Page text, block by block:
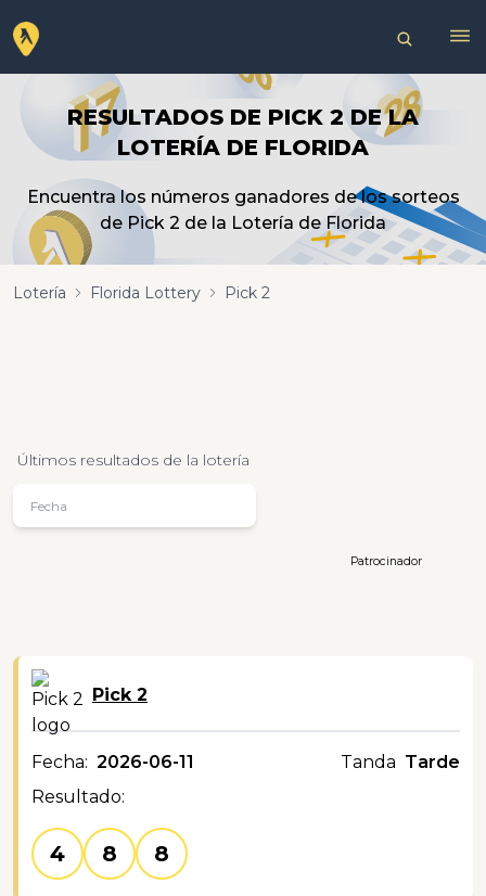
RESULTADOS DE PICK 2 DE LA
LOTERÍA DE FLORIDA
Encuentra los números ganadores de los sorteos
de Pick 2 de la Lotería de Florida
Lotería Florida Lottery Pick 2
Últimos resultados de la lotería
Patrocinador
Pick 2
Fecha: 2026-06-11 Tanda Tarde
Resultado:
4 8 8